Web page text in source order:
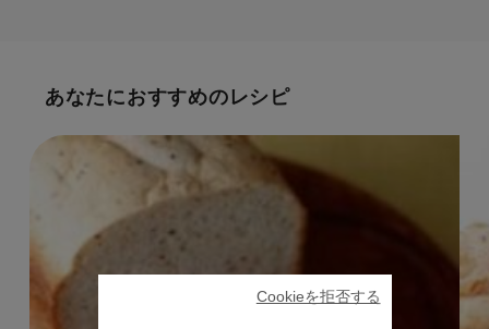
あなたにおすすめのレシピ
Cookieを拒否する